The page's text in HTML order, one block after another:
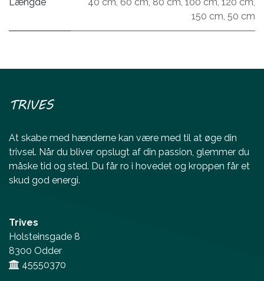
150 cm, 50 cm
TRIVES
At skabe med hænderne kan være med til at øge din
trivsel. Når du bliver opslugt af din passion, glemmer du
måske tid og sted. Du får ro i hovedet og kroppen får et
skud god energi.
Trives
Holsteinsgade 8
8300 Odder
45550370